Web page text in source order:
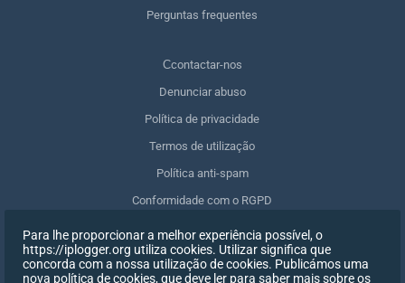
Perguntas frequentes
Сcontactar-nos
Denunciar abuso
Política de privacidade
Termos de utilização
Política anti-spam
Conformidade com o RGPD
Apagar os meus dados
Retirar o consentimento
Para lhe proporcionar a melhor experiência possível, o
https://iplogger.org utiliza cookies. Utilizar significa que
concorda com a nossa utilização de cookies. Publicámos uma
nova política de cookies, que deve ler para saber mais sobre os